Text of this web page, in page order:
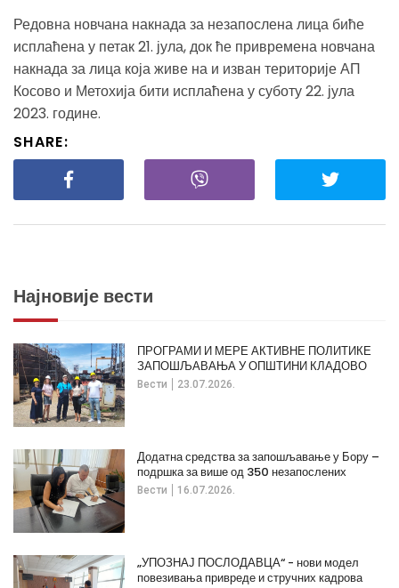
Редовна новчана накнада за незапослена лица биће
исплаћена у петак 21. јула, док ће привремена новчана
накнада за лица која живе на и изван територије АП
Косово и Метохија бити исплаћена у суботу 22. јула
2023. године.
SHARE:
Најновије вести
Вести 23.07.2026.
ПРОГРАМИ И МЕРЕ АКТИВНЕ ПОЛИТИКЕ
ЗАПОШЉАВАЊА У ОПШТИНИ КЛАДОВО
Вести 16.07.2026.
Додатна средства за запошљавање у Бору –
подршка за више од 350 незапослених
„УПОЗНАЈ ПОСЛОДАВЦА“ - нови модел
повезивања привреде и стручних кадрова